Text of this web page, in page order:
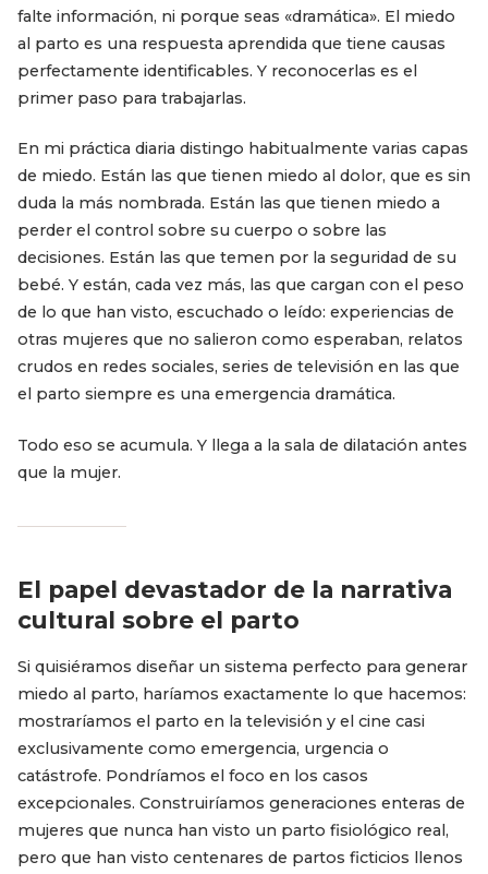
falte información, ni porque seas «dramática». El miedo
al parto es una respuesta aprendida que tiene causas
perfectamente identificables. Y reconocerlas es el
primer paso para trabajarlas.
En mi práctica diaria distingo habitualmente varias capas
de miedo. Están las que tienen miedo al dolor, que es sin
duda la más nombrada. Están las que tienen miedo a
perder el control sobre su cuerpo o sobre las
decisiones. Están las que temen por la seguridad de su
bebé. Y están, cada vez más, las que cargan con el peso
de lo que han visto, escuchado o leído: experiencias de
otras mujeres que no salieron como esperaban, relatos
crudos en redes sociales, series de televisión en las que
el parto siempre es una emergencia dramática.
Todo eso se acumula. Y llega a la sala de dilatación antes
que la mujer.
El papel devastador de la narrativa
cultural sobre el parto
Si quisiéramos diseñar un sistema perfecto para generar
miedo al parto, haríamos exactamente lo que hacemos:
mostraríamos el parto en la televisión y el cine casi
exclusivamente como emergencia, urgencia o
catástrofe. Pondríamos el foco en los casos
excepcionales. Construiríamos generaciones enteras de
mujeres que nunca han visto un parto fisiológico real,
pero que han visto centenares de partos ficticios llenos